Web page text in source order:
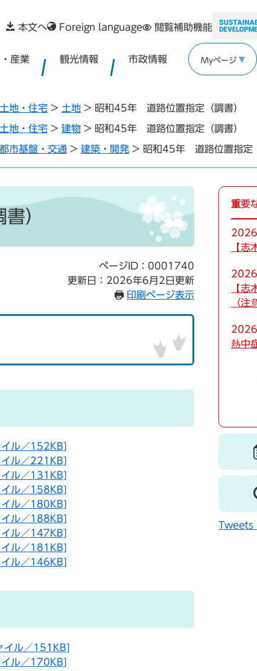
本文へ Foreign language 閲覧補助機能
産業 観光情報 市政情報 Myページ
土地・住宅 > 土地 > 昭和45年 道路位置指定（調書）
土地・住宅 > 建物 > 昭和45年 道路位置指定（調書）
都市基盤・交通 > 建築・開発 > 昭和45年 道路位置指定
）
ページID：0001740
更新日：2026年6月2日更新
印刷ページ表示
ル／152KB]
ル／221KB]
ル／131KB]
ル／158KB]
ル／180KB]
ル／188KB]
ル／147KB]
ル／181KB]
ル／146KB]
ル／151KB]
ル／170KB]
重要
2026
【志
2026
【志
（注
2026
熱中
Tweets